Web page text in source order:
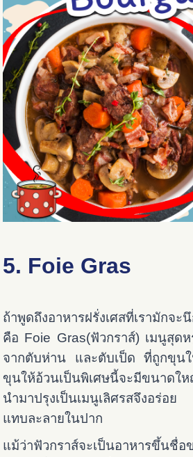
5. Foie Gras
ถ้าพูดถึงอาหารฝรั่งเศสที่เรามักจ
คือ Foie Gras(ฟัวกราส์) เมนูสุด
จากตับห่าน และตับเป็ด ที่ถูกขุน
ขุนให้อ้วนเป็นพิเศษนี้จะมีขนาด
นำมาปรุงเป็นเมนูเลิศรสจึงอร่
แทบละลายในปาก
แม้ว่าฟัวกราส์จะเป็นอาหารขึ้นชื่อ